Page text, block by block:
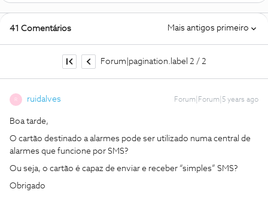
41 Comentários Mais antigos primeiro
Forum|pagination.label 2 / 2
R ruidalves Forum|Forum|5 years ago
Boa tarde,
O cartão destinado a alarmes pode ser utilizado numa central de
alarmes que funcione por SMS?
Ou seja, o cartão é capaz de enviar e receber “simples” SMS?
Obrigado